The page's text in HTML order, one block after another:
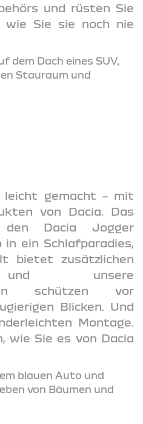
und rüsten Sie
wie Sie sie noch nie
leicht gemacht – mit
von Dacia. Das
Dacia Jogger
ein Schlafparadies,
bietet zusätzlichen
und unsere
schützen vor
Blicken. Und
Montage.
wie Sie es von Dacia